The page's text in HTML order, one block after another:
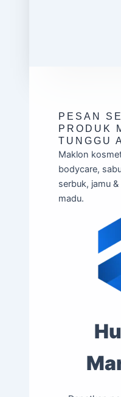
PESAN
PRODUK
TUNGGU
Maklon
bodycare,
serbuk, jamu
madu.